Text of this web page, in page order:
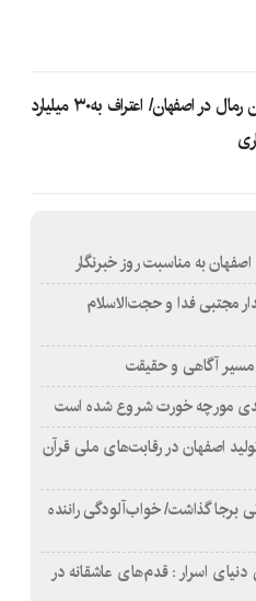
دستگیری زن رمال در اصفهان/ اعتراف به۳۰ میلیارد
به مناسبت روز خبرنگار
مجتبی فدا و حجت‌الاسلام
مسیر آگاهی و حقیقت
مورچه خورت شروع شده است
اصفهان در رقابت‌های ملی قرآن
سمند در فریدن ۴ فوتی برجا گذاشت/ خواب‌آلودگی راننده
اسرار : قدم‌های عاشقانه در